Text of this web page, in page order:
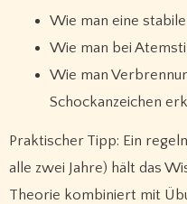
Wie man eine
Wie man bei
Wie man
Schockanzeichen
Praktischer Tipp: Ein
alle zwei Jahre) hält das
Theorie kombiniert mit